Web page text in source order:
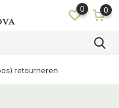
0 0
retourneren